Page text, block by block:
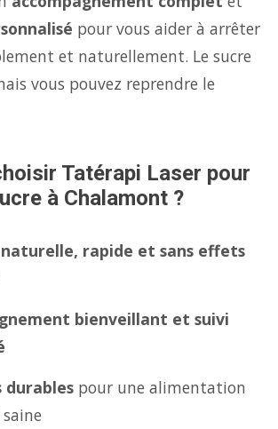
pour vous aider à arrêter
et naturellement. Le sucre
vous pouvez reprendre le
Tatérapi Laser pour
à Chalamont ?
rapide et sans effets
bienveillant et suivi
durables pour une alimentation